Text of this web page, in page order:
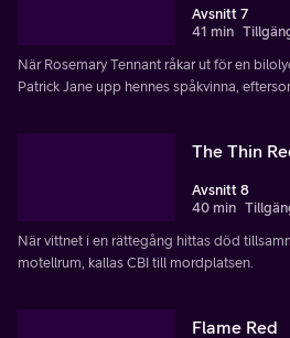
Avsnitt 7
41 min
När Rosemary Tennant råkar ut för en
Patrick Jane upp hennes spåkvinna,
The Thin
Avsnitt 8
40 min
När vittnet i en rättegång hittas död
motellrum, kallas CBI till mordplatsen.
Flame Red